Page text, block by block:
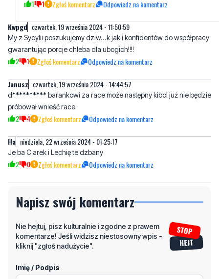
My z Sycylii poszukujemy dziw...k jak i konfidentów do współpracy
2 1 Zgłoś komentarz Odpowiedz na komentarz
Janusz czwartek, 19 września 2024 - 14:44:57
d********** barankowi za race może następny kibol już nie będzie
2 4 Zgłoś komentarz Odpowiedz na komentarz
Ha niedziela, 22 września 2024 - 01:25:17
Je ba C arek i Lechię te dzbany
Napisz swój komentarz
komentarze! Jeśli widzisz niestosowny wpis -
kliknij "zgłoś nadużycie".
Imię / Podpis
Odpowiedz